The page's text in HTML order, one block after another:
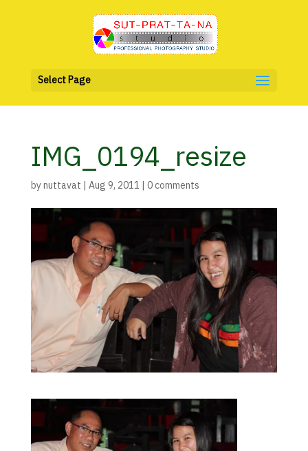
Select Page
IMG_0194_resize
bynuttavat | Aug 9, 2011 | 0 comments